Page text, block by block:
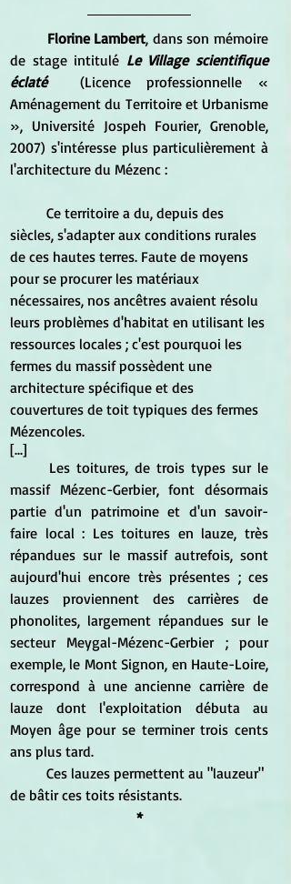
Florine Lambert, dans son mémoire
de stage intitulé Le Village scientifique
éclaté
  (Licence professionnelle «
Aménagement du Territoire et Urbanisme
», Université Jospeh Fourier, Grenoble,
2007) s'intéresse plus particulièrement à
l'architecture du Mézenc :
siècles, s'adapter aux conditions rurales
de ces hautes terres. Faute de moyens
pour se procurer les matériaux
nécessaires, nos ancêtres avaient résolu
leurs problèmes d'habitat en utilisant les
ressources locales ; c'est pourquoi les
fermes du massif possèdent une
architecture spécifique et des
couvertures de toit typiques des fermes
Mézencoles.
[...]
massif Mézenc-Gerbier, font désormais
partie d'un patrimoine et d'un savoir-
faire local : Les toitures en lauze, très
répandues sur le massif autrefois, sont
aujourd'hui encore très présentes ; ces
lauzes proviennent des carrières de
phonolites, largement répandues sur le
secteur Meygal-Mézenc-Gerbier ; pour
exemple, le Mont Signon, en Haute-Loire,
correspond à une ancienne carrière de
lauze dont l'exploitation débuta au
Moyen âge pour se terminer trois cents
ans plus tard.
de bâtir ces toits résistants.
*